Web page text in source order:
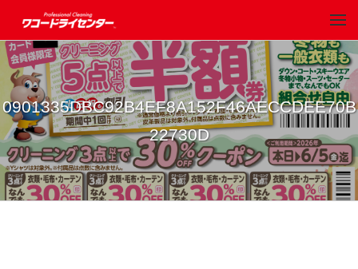
0901335DBC92B4EF8A152F46AECCDEE70B
22730D